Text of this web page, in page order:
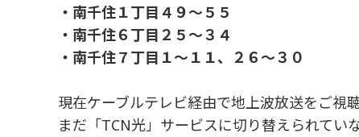
・南千住１丁目４９～５５
・南千住６丁目２５～３４
・南千住７丁目１～１１、２６～３０
現在ケーブルテレビ経由で地上波放送をご視
まだ「TCN光」サービスに切り替えられてい